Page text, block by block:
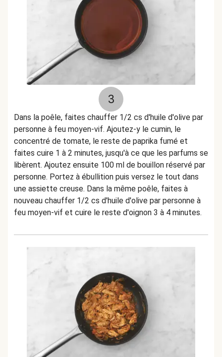
3
Dans la poêle, faites chauffer 1/2 cs d'huile d'olive par
personne à feu moyen-vif. Ajoutez-y le cumin, le
concentré de tomate, le reste de paprika fumé et
faites cuire 1 à 2 minutes, jusqu'à ce que les parfums se
libèrent. Ajoutez ensuite 100 ml de bouillon réservé par
personne. Portez à ébullition puis versez le tout dans
une assiette creuse. Dans la même poêle, faites à
nouveau chauffer 1/2 cs d'huile d'olive par personne à
feu moyen-vif et cuire le reste d'oignon 3 à 4 minutes.